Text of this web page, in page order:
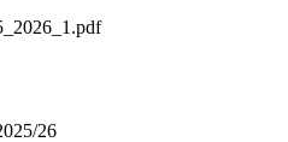
26